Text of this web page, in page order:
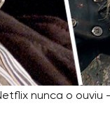
nunca o